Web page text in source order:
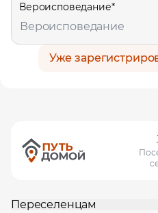
Вероисповедание*
Уже
Переселенцам